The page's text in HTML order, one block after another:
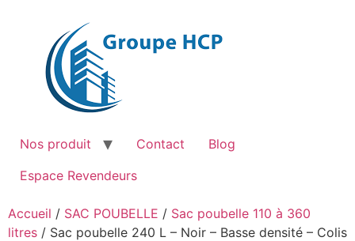
Nos produit Contact
Blog
Espace Revendeurs
Accueil / SAC POUBELLE / Sac poubelle 110 à 360
litres / Sac poubelle 240 L – Noir – Basse densité – Colis